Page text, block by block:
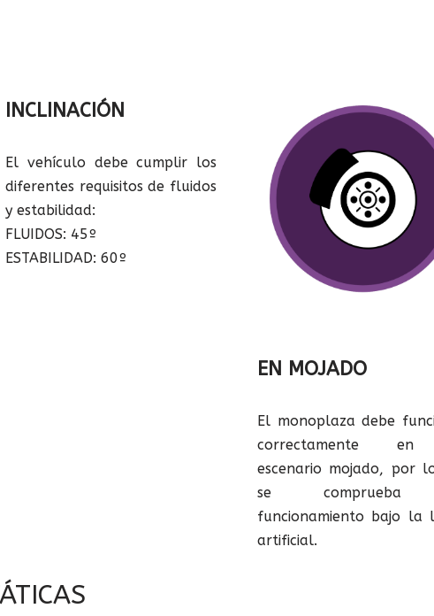
INCLINACIÓN
El vehículo debe cumplir los
diferentes requisitos de fluidos
y estabilidad:
FLUIDOS: 45º
ESTABILIDAD: 60º
EN MOJADO
El monoplaza debe
correctamente
escenario mojado, por
se
funcionamiento bajo la
artificial.